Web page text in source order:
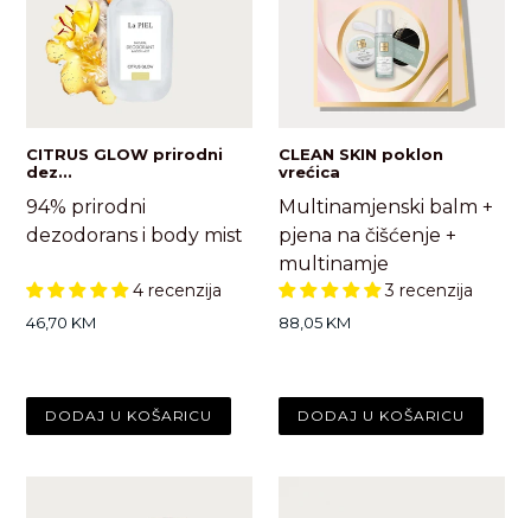
CITRUS GLOW prirodni
dez...
94% prirodni
dezodorans i body mist
4 recenzija
Standardna
46,70 KM
CLEAN SKIN poklon
vrećica
Multinamjenski balm +
pjena na čišćenje +
multinamje
3 recenzija
Standardna
88,05 KM